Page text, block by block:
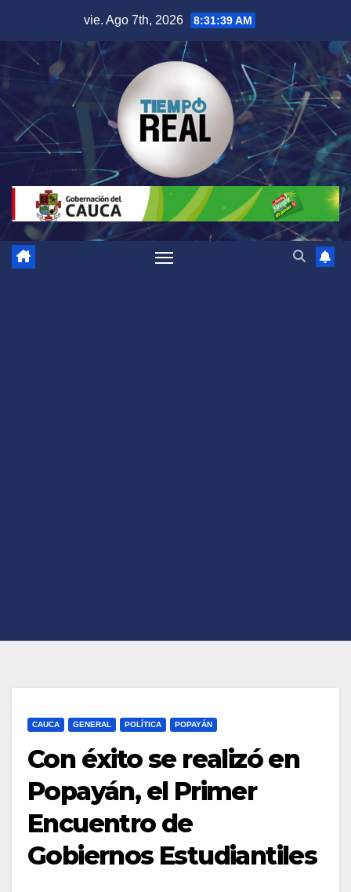
contenido
vie. Ago 7th, 2026 8:31:40 AM
CAUCA GENERAL POLÍTICA POPAYÁN
Con éxito se realizó en
Popayán, el Primer
Encuentro de
Gobiernos Estudiantiles